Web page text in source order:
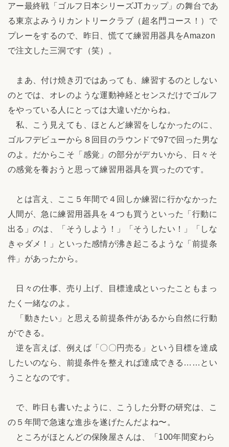
アー最終戦「ゴルフ日本シリーズJTカップ」の舞台であ
る東京よみうりカントリークラブ（超名門コース！）で
プレーをするので、昨日、慌てて練習用器具をAmazon
で注文した三洞です（笑）。
まあ、付け焼き刃ではあっても、練習するのとしない
のとでは、オレのような運動神経とセンスだけでゴルフ
をやっている人にとっては大違いだからね。
私、こう見えても、ほとんど練習をしなかったのに、
ゴルフデビューから８回目のラウンドで97で回った男な
のよ。だからこそ「感覚」の部分がデカいから、日々そ
の感覚を養おうと思って練習用器具を買ったのです。
とは言え、ここ５年間で４回しか練習に行かなかった
人間が、急に練習用器具を４つも買うといった「行動に
出る」のは、「そうしよう！」「そうしたい！」「しな
きゃダメ！」といった感情が沸き起こるような「前提条
件」があったから。
日々の仕事、売り上げ、目標達成といったこともまっ
たく一緒なのよ。
「動きたい」と思える前提条件があるから自然に行動
ができる。
逆を言えば、例えば「〇〇円売る」という目標を達成
したいのなら、前提条件を整えれば達成できる……とい
うことなのです。
で、昨日も書いたように、こうした分野の研究は、こ
の５年間で急速な進歩を遂げたんだよね〜。
ところがほとんどの保険屋さんは、「100年間変わら